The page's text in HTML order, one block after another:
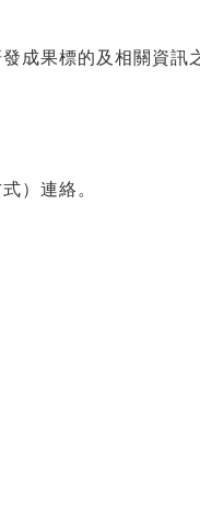
成果標的及相關資訊
）連絡。